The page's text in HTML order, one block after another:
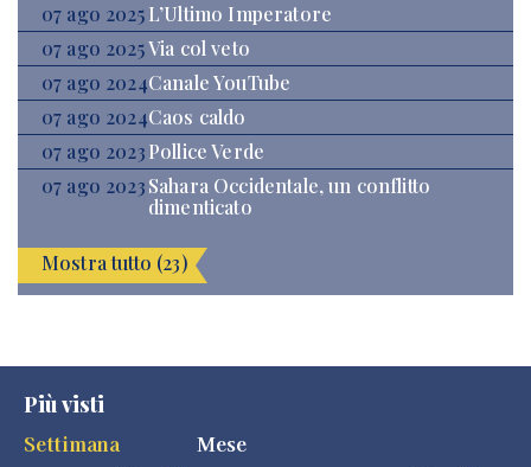
07 ago 2025 L’Ultimo Imperatore
07 ago 2025Via col veto
07 ago 2024Canale YouTube
07 ago 2024Caos caldo
07 ago 2023Pollice Verde
07 ago 2023Sahara Occidentale, un conflitto
dimenticato
Mostra tutto (23)
Più visti
Settimana
Mese